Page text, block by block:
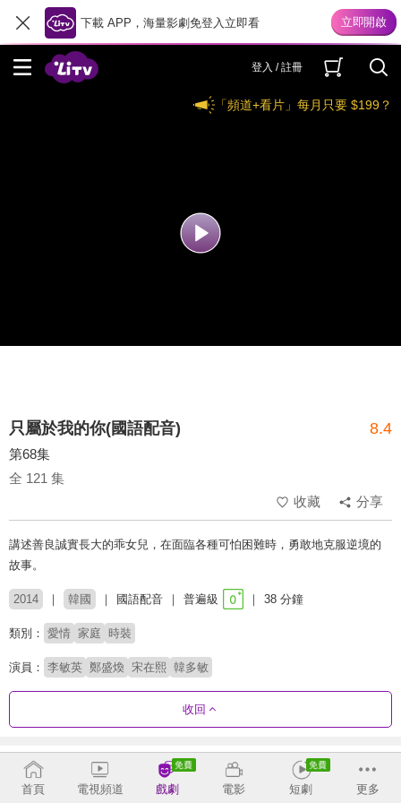
下載 APP，海量影劇免登入立即看
登入 / 註冊
「頻道+看片」每月只要 $199？
只屬於我的你(國語配音) 8.4
第68集
全 121 集
收藏
分享
講述善良誠實長大的乖女兒，在面臨各種可怕困難時，勇敢地克服逆境的
故事。
2014 韓國 國語配音 普遍級 38 分鐘
類別： 愛情 家庭 時裝
演員： 李敏英 鄭盛煥 宋在熙 韓多敏
收回
劇集列表 正序
1 - 36 37 - 72 73 - 108 109 - 121
首頁 電視頻道 戲劇 電影 短劇 更多